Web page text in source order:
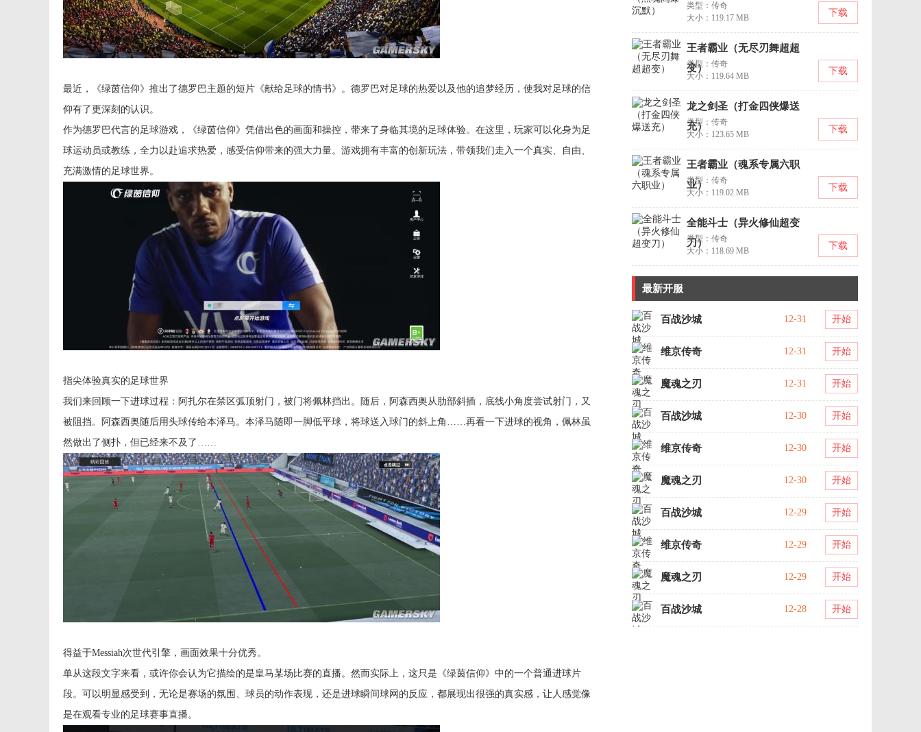
最近，《绿茵信仰》推出了德罗巴主题的短片《献给足球的情书》。德罗巴对足球的热爱以及他的追梦经历，使我对足球的信
仰有了更深刻的认识。
作为德罗巴代言的足球游戏，《绿茵信仰》凭借出色的画面和操控，带来了身临其境的足球体验。在这里，玩家可以化身为足
球运动员或教练，全力以赴追求热爱，感受信仰带来的强大力量。游戏拥有丰富的创新玩法，带领我们走入一个真实、自由、
充满激情的足球世界。
指尖体验真实的足球世界
我们来回顾一下进球过程：阿扎尔在禁区弧顶射门，被门将佩林挡出。随后，阿森西奥从肋部斜插，底线小角度尝试射门，又
被阻挡。阿森西奥随后用头球传给本泽马。本泽马随即一脚低平球，将球送入球门的斜上角……再看一下进球的视角，佩林虽
然做出了侧扑，但已经来不及了……
得益于Messiah次世代引擎，画面效果十分优秀。
单从这段文字来看，或许你会认为它描绘的是皇马某场比赛的直播。然而实际上，这只是《绿茵信仰》中的一个普通进球片
段。可以明显感受到，无论是赛场的氛围、球员的动作表现，还是进球瞬间球网的反应，都展现出很强的真实感，让人感觉像
是在观看专业的足球赛事直播。
类型：传奇
大小：119.17 MB
下载
王者霸业（无尽刃舞超超
变）
类型：传奇
大小：119.64 MB
下载
龙之剑圣（打金四侠爆送
充）
类型：传奇
大小：123.65 MB
下载
王者霸业（魂系专属六职
业）
类型：传奇
大小：119.02 MB
下载
全能斗士（异火修仙超变
刀）
类型：传奇
大小：118.69 MB
下载
最新开服
百战沙城 12-31 开始
维京传奇 12-31 开始
魔魂之刃 12-31 开始
百战沙城 12-30 开始
维京传奇 12-30 开始
魔魂之刃 12-30 开始
百战沙城 12-29 开始
维京传奇 12-29 开始
魔魂之刃 12-29 开始
百战沙城 12-28 开始